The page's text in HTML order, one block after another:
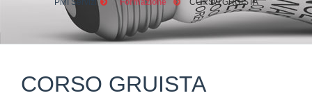
PMI Servizi Formazione CORSO GRUISTA
CORSO GRUISTA